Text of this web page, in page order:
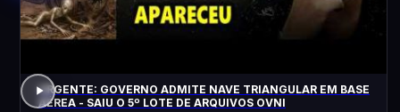
URGENTE: GOVERNO ADMITE NAVE TRIANGULAR EM BASE
AÉREA - SAIU O 5º LOTE DE ARQUIVOS OVNI